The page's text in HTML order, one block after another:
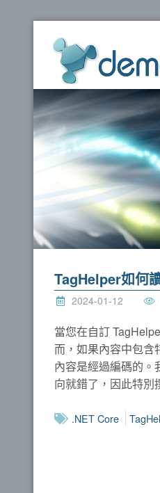
TagHelper如何
2024-01-12
當您在自訂
而，如果內容中包含
內容是經過編碼的。
向就錯了，因此特別
.NET Core